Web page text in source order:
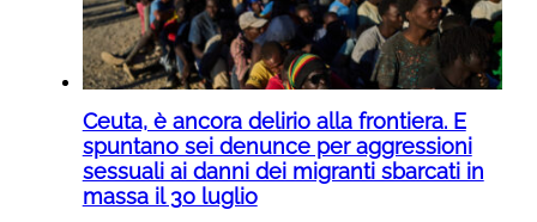
Ceuta, è ancora delirio alla frontiera. E
spuntano sei denunce per aggressioni
sessuali ai danni dei migranti sbarcati in
massa il 30 luglio